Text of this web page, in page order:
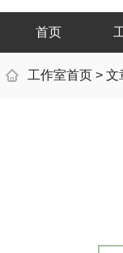
首页
工作室首页 > 文